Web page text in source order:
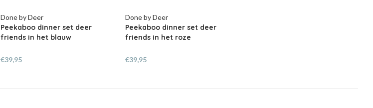
Done by Deer
Peekaboo dinner set deer
friends in het blauw
€39,95
Done by Deer
Peekaboo dinner set deer
friends in het roze
€39,95